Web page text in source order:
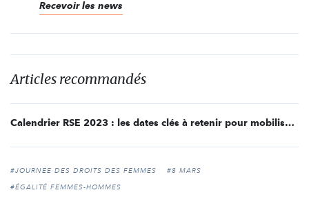
Recevoir les news
Articles recommandés
Calendrier RSE 2023 : les dates clés à retenir pour mobiliser son entreprise
#JOURNÉE DES DROITS DES FEMMES
#8 MARS
#ÉGALITÉ FEMMES-HOMMES